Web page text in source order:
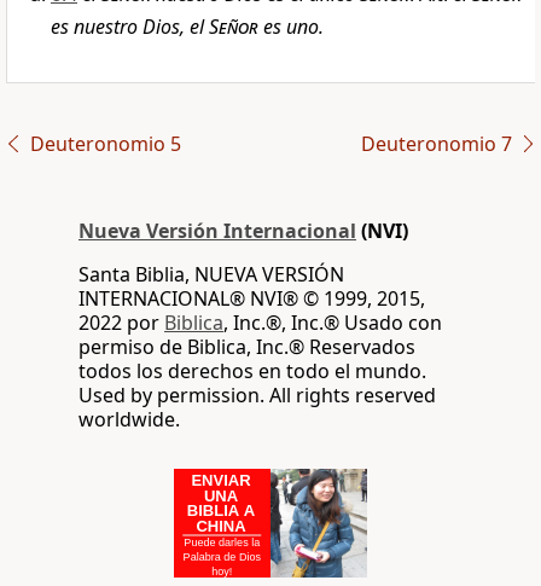
es nuestro Dios, elSeñores uno.
Deuteronomio 5 Deuteronomio 7
Nueva Versión Internacional (NVI)
Santa Biblia, NUEVA VERSIÓN
INTERNACIONAL® NVI® © 1999, 2015,
2022 por Biblica, Inc.®, Inc.® Usado con
permiso de Biblica, Inc.® Reservados
todos los derechos en todo el mundo.
Used by permission. All rights reserved
worldwide.